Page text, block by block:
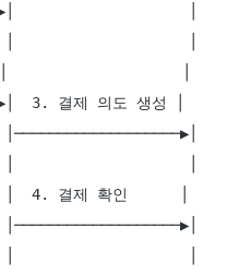
│
│
3. 결제 의도 생성 │
4. 결제 확인      │